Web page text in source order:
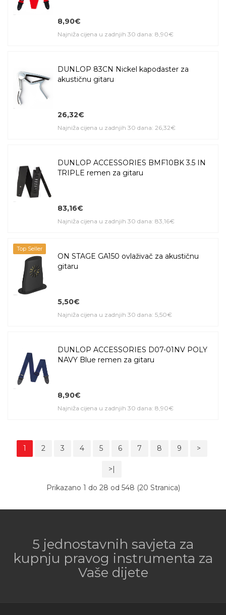
8,90€
Najniža cijena u zadnjih 30 dana: 8,90€
DUNLOP 83CN Nickel kapodaster za
akustičnu gitaru
26,32€
Najniža cijena u zadnjih 30 dana: 26,32€
DUNLOP ACCESSORIES BMF10BK 3.5 IN
TRIPLE remen za gitaru
83,16€
Najniža cijena u zadnjih 30 dana: 83,16€
Top Seller
ON STAGE GA150 ovlaživač za akustičnu
gitaru
5,50€
Najniža cijena u zadnjih 30 dana: 5,50€
DUNLOP ACCESSORIES D07-01NV POLY
NAVY Blue remen za gitaru
8,90€
Najniža cijena u zadnjih 30 dana: 8,90€
1 2 3 4 5 6 7 8 9 >
>|
Prikazano 1 do 28 od 548 (20 Stranica)
5 jednostavnih savjeta za
kupnju pravog instrumenta za
Vaše dijete